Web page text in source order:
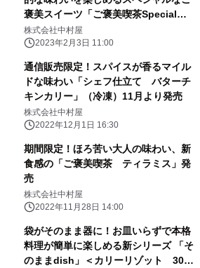
（月）発売
褒美スイーツ「ご褒美喫茶Special
ベルギーショコラオランジュ」発売
株式会社中村屋
2023年2月3日 11:00
通信販売限定！スパイスが香るマイル
ドな味わい「シェフ仕立て バターチ
キンカリー」（冷凍）11月より発売
株式会社中村屋
2022年12月1日 16:30
期間限定！ほろ苦い大人の味わい、新
食感の「ご褒美喫茶 ティラミス」発
売
株式会社中村屋
2022年11月28日 14:00
袋がそのまま器に！お皿いらずで本格
料理が簡単に楽しめる新シリーズ 「そ
のままdish」＜カリーリゾット 30種